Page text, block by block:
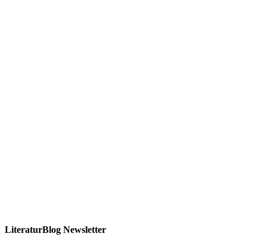
LiteraturBlog Newsletter